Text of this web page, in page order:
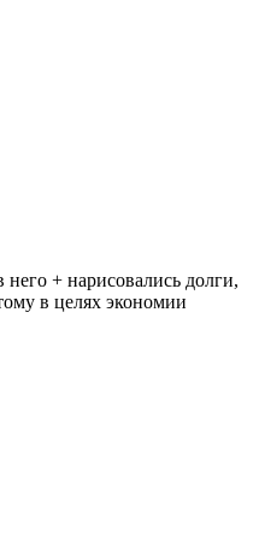
+ нарисовались долги,
в целях экономии